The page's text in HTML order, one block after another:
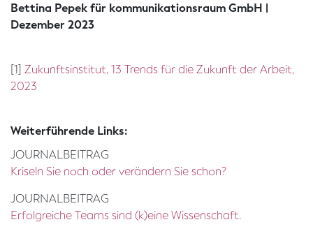
Bettina Pepek für kommunikationsraum GmbH |
Dezember 2023
[1] Zukunftsinstitut, 13 Trends für die Zukunft der Arbeit,
2023
Weiterführende Links:
JOURNALBEITRAG
Kriseln Sie noch oder verändern Sie schon?
JOURNALBEITRAG
Erfolgreiche Teams sind (k)eine Wissenschaft.